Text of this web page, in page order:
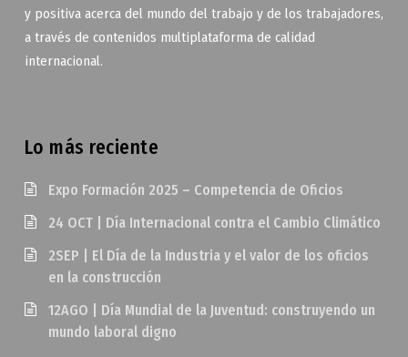
y positiva acerca del mundo del trabajo y de los trabajadores,
a través de contenidos multiplataforma de calidad
internacional.
Lo más reciente
Expo Formación 2025 – Competencia de Oficios
24 OCT | Día Internacional contra el Cambio Climático
2SEP | El Día de la Industria y el valor de los oficios
en la construcción
12AGO | Día Mundial de la Juventud: construyendo un
mundo laboral digno